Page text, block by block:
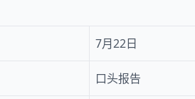
7月22日
口头报告